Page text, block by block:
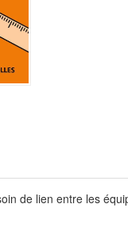
de lien entre les